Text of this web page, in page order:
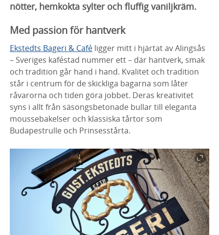
nötter, hemkokta sylter och fluffig vaniljkräm.
Med passion för hantverk
Ekstedts Bageri & Café ligger mitt i hjärtat av Alingsås
– Sveriges kaféstad nummer ett – där hantverk, smak
och tradition går hand i hand. Kvalitet och tradition
står i centrum för de skickliga bagarna som låter
råvarorna och tiden göra jobbet. Deras kreativitet
syns i allt från säsongsbetonade bullar till eleganta
moussebakelser och klassiska tårtor som
Budapestrulle och Prinsesstårta.